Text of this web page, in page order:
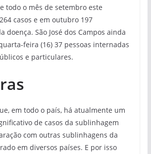
todo o mês de setembro este
casos e em outubro 197
doença. São José dos Campos ainda
feira (16) 37 pessoas internadas
e particulares.
em todo o país, há atualmente um
de casos da sublinhagem
com outras sublinhagens da
em diversos países. E por isso